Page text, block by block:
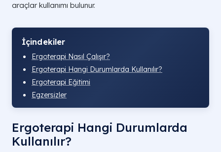
araçlar kullanımı bulunur.
İçindekiler
Ergoterapi Nasıl Çalışır?
Ergoterapi Hangi Durumlarda Kullanılır?
Ergoterapi Eğitimi
Egzersizler
Ergoterapi Hangi Durumlarda
Kullanılır?